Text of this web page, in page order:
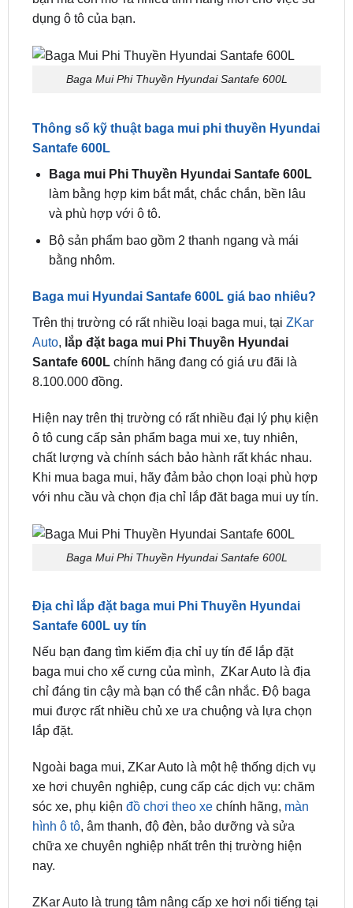
Lắp đặt baga mui cho Phi Thuyền Hyundai Santafe
bạn mà còn mở ra nhiều tính năng mới cho việc sử
dụng ô tô của bạn.
Baga Mui Phi Thuyền Hyundai Santafe 600L
Thông số kỹ thuật baga mui phi thuyền Hyundai
Santafe 600L
Baga mui Phi Thuyền Hyundai Santafe 600L
làm bằng hợp kim bắt mắt, chắc chắn, bền lâu
Bộ sản phẩm bao gồm 2 thanh ngang và mái
bằng nhôm.
Baga mui Hyundai Santafe 600L giá bao nhiêu?
Trên thị trường có rất nhiều loại baga mui, tại
Santafe 600L chính hãng đang có giá ưu đãi là
8.100.000 đồng.
Hiện nay trên thị trường có rất nhiều đại lý phụ kiện
ô tô cung cấp sản phẩm baga mui xe, tuy nhiên,
Khi mua baga mui, hãy đảm bảo chọn loại phù hợp
với nhu cầu và chọn địa chỉ lắp đăt baga mui uy tín.
Baga Mui Phi Thuyền Hyundai Santafe 600L
Địa chỉ lắp đặt baga mui Phi Thuyền Hyundai
Santafe 600L uy tín
Nếu bạn đang tìm kiếm địa chỉ uy tín để lắp đặt
baga mui cho xế cưng của mình, ZKar Auto là địa
mui được rất nhiều chủ xe ưa chuộng và lựa chọn
lắp đặt.
Ngoài baga mui, ZKar Auto là một hệ thống dịch vụ
xe hơi chuyên nghiệp, cung cấp các dịch vụ: chăm
sóc xe, phụ kiện